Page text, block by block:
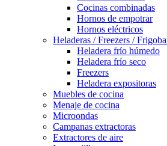
Cocinas combinadas
Hornos de empotrar
Hornos eléctricos
Heladeras / Freezers /
Heladera frío húmedo
Heladera frío seco
Freezers
Heladera expositoras
Muebles de cocina
Menaje de cocina
Microondas
Campanas extractoras
Extractores de aire